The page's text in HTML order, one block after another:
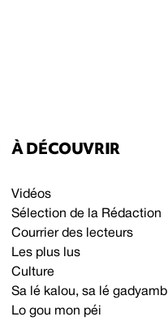
À DÉCOUVRIR
Vidéos
Sélection de la Rédaction
Courrier des lecteurs
Les plus lus
Culture
Sa lé kalou, sa lé gadyamb
Lo gou mon péi